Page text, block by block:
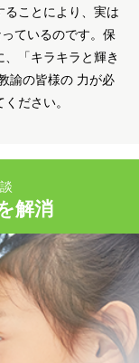
ることにより、実は
ているのです。保
「キラキラと輝き
諭の皆様の 力が必
ださい。
解消